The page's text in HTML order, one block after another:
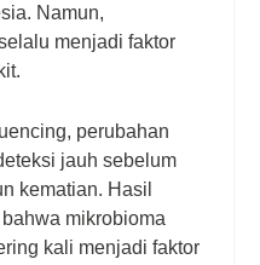
Namun,
menjadi faktor
perubahan
jauh sebelum
kematian. Hasil
mikrobioma
kali menjadi faktor